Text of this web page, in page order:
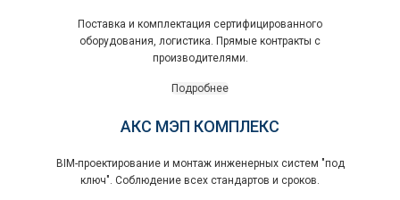
Поставка и комплектация сертифицированного
оборудования, логистика. Прямые контракты с
производителями.
Подробнее
АКС МЭП КОМПЛЕКС
BIM-проектирование и монтаж инженерных систем "под
ключ". Соблюдение всех стандартов и сроков.